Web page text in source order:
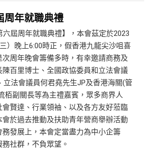
周年就職典禮
六屆周年就職典禮】，本會茲定於2023
）晚上6:00時正，假香港九龍尖沙咀喜
周年晚會籌備多時，有幸邀請商務及
百里博士、全國政協委員和立法會議
立法會議員何君堯先生JP及香港海關(管
栢副關長等為主禮嘉賓，眾多商界人
賢達、行業領袖、以及各方友好蒞臨
於過去推動及扶助青年營商舉辦活動
發展上，本會定當盡力為中小企籌
社群，不負眾望。